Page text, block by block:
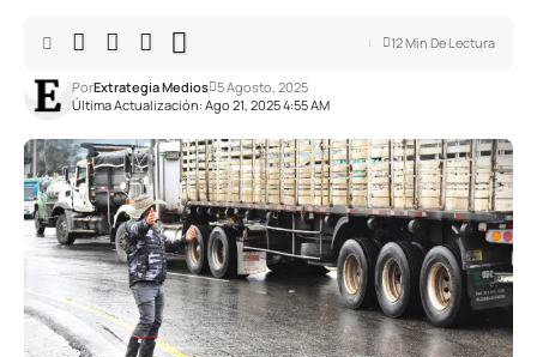
Última Actualización: Ago 21, 2025 4:55 AM
PorExtrategia Medios 5 Agosto, 2025
12 Min De Lectura